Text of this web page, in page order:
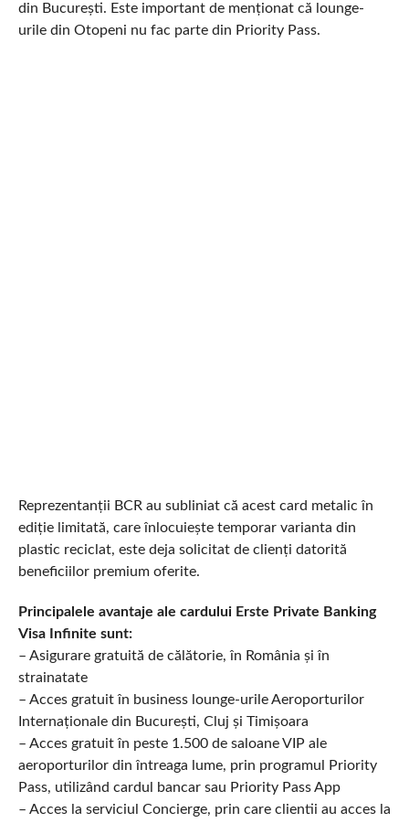
din București. Este important de menționat că lounge-
urile din Otopeni nu fac parte din Priority Pass.
Reprezentanții BCR au subliniat că acest card metalic în
ediție limitată, care înlocuiește temporar varianta din
plastic reciclat, este deja solicitat de clienți datorită
beneficiilor premium oferite.
Principalele avantaje ale cardului Erste Private Banking
Visa Infinite sunt:
– Asigurare gratuită de călătorie, în România și în
strainatate
– Acces gratuit în business lounge-urile Aeroporturilor
Internaționale din București, Cluj și Timișoara
– Acces gratuit în peste 1.500 de saloane VIP ale
aeroporturilor din întreaga lume, prin programul Priority
Pass, utilizând cardul bancar sau Priority Pass App
– Acces la serviciul Concierge, prin care clientii au acces la